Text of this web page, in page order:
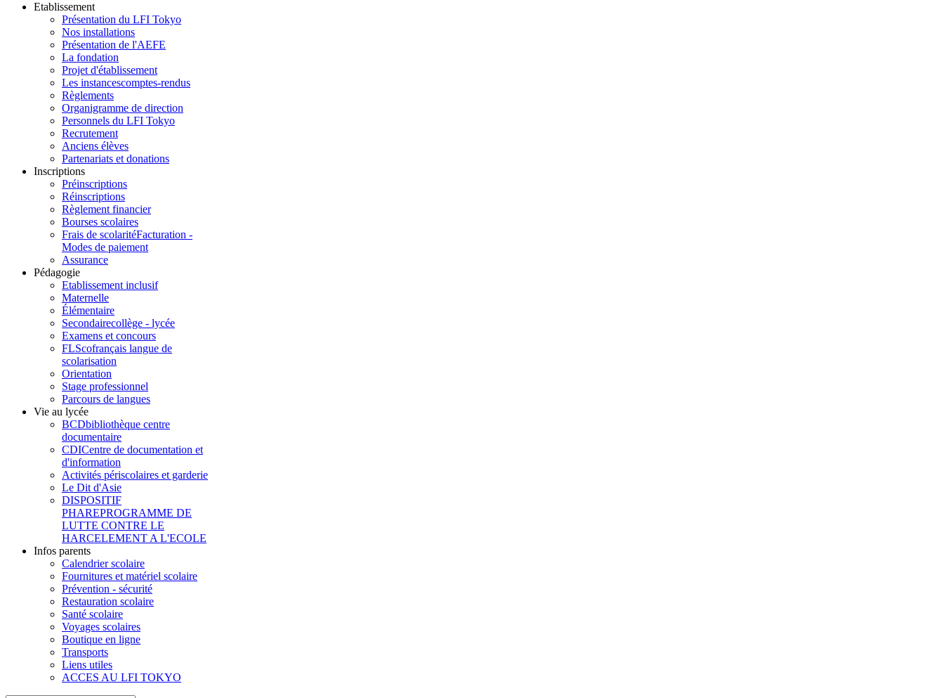
Etablissement
Présentation du LFI Tokyo
Nos installations
Présentation de l'AEFE
La fondation
Projet d'établissement
Les instancescomptes-rendus
Règlements
Organigramme de direction
Personnels du LFI Tokyo
Recrutement
Anciens élèves
Partenariats et donations
Inscriptions
Préinscriptions
Réinscriptions
Règlement financier
Bourses scolaires
Frais de scolaritéFacturation -
Modes de paiement
Assurance
Pédagogie
Etablissement inclusif
Maternelle
Élémentaire
Secondairecollège - lycée
Examens et concours
FLScofrançais langue de
scolarisation
Orientation
Stage professionnel
Parcours de langues
Vie au lycée
BCDbibliothèque centre
documentaire
CDICentre de documentation et
d'information
Activités périscolaires et garderie
Le Dit d'Asie
DISPOSITIF
PHAREPROGRAMME DE
LUTTE CONTRE LE
HARCELEMENT A L'ECOLE
Infos parents
Calendrier scolaire
Fournitures et matériel scolaire
Prévention - sécurité
Restauration scolaire
Santé scolaire
Voyages scolaires
Boutique en ligne
Transports
Liens utiles
ACCES AU LFI TOKYO